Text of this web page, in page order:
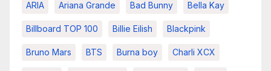
ARIA Ariana Grande Bad Bunny Bella Kay
Billboard TOP 100 Billie Eilish Blackpink
Bruno Mars BTS Burna boy Charli XCX